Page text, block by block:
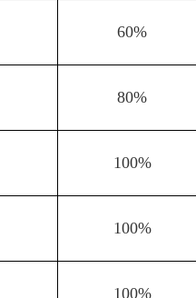
60%
80%
100%
100%
100%